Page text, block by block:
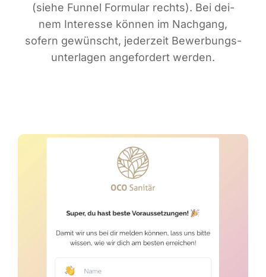
(sie­he Fun­nel For­mu­lar rechts). Bei dei­
nem Inter­es­se kön­nen im Nach­gang,
sofern gewünscht, jeder­zeit Bewer­bungs­
un­ter­la­gen ange­for­dert werden.